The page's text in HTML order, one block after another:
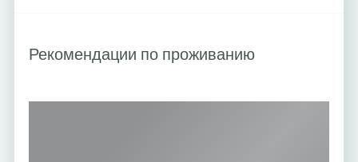
Рекомендации по проживанию